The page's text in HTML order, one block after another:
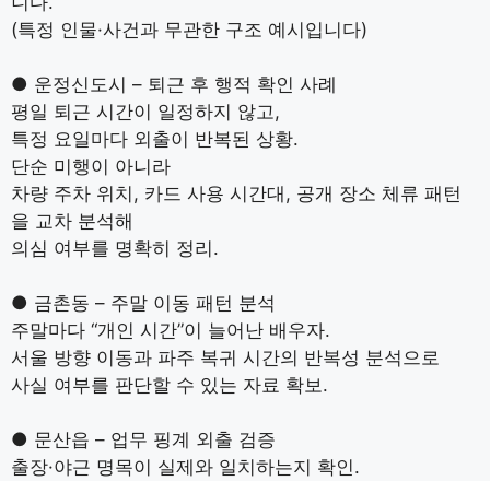
(특정 인물·사건과 무관한 구조 예시입니다)
● 운정신도시 – 퇴근 후 행적 확인 사례
평일 퇴근 시간이 일정하지 않고,
특정 요일마다 외출이 반복된 상황.
단순 미행이 아니라
차량 주차 위치, 카드 사용 시간대, 공개 장소 체류 패턴
을 교차 분석해
의심 여부를 명확히 정리.
● 금촌동 – 주말 이동 패턴 분석
주말마다 “개인 시간”이 늘어난 배우자.
서울 방향 이동과 파주 복귀 시간의 반복성 분석으로
사실 여부를 판단할 수 있는 자료 확보.
● 문산읍 – 업무 핑계 외출 검증
출장·야근 명목이 실제와 일치하는지 확인.